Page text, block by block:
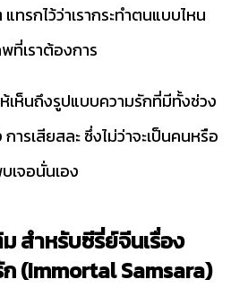
ทรกไว้ว่าเรากระทำตนแบบไหน
ที่เราต้องการ
เห็นถึงรูปแบบความรักที่มีทั้งช่วง
ารเสียสละ ซึ่งไม่ว่าจะเป็นคนหรือ
เจอนั่นเอง
สำหรับซีรี่ย์จีนเรื่อง
(Immortal Samsara)